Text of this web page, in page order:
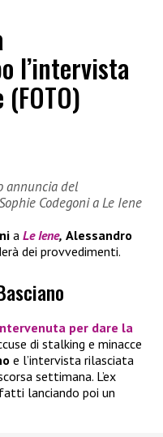
l’intervista
annuncia del
Codegoni a Le Iene
a Le Iene, Alessandro
dei provvedimenti.
per dare la
di stalking e minacce
e l’intervista rilasciata
settimana. L’ex
lanciando poi un